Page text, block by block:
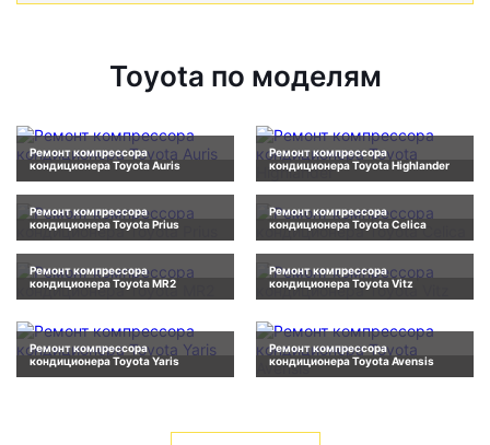
Toyota по моделям
Ремонт компрессора
кондиционера Toyota Auris
Ремонт компрессора
кондиционера Toyota Highlander
Ремонт компрессора
кондиционера Toyota Prius
Ремонт компрессора
кондиционера Toyota Celica
Ремонт компрессора
кондиционера Toyota MR2
Ремонт компрессора
кондиционера Toyota Vitz
Ремонт компрессора
кондиционера Toyota Yaris
Ремонт компрессора
кондиционера Toyota Avensis